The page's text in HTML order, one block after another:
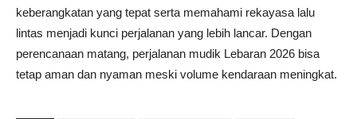
keberangkatan yang tepat serta memahami rekayasa lalu
lintas menjadi kunci perjalanan yang lebih lancar. Dengan
perencanaan matang, perjalanan mudik Lebaran 2026 bisa
tetap aman dan nyaman meski volume kendaraan meningkat.